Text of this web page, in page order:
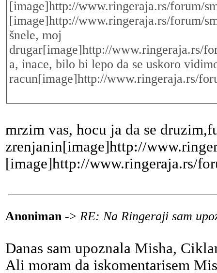
[image]http://www.ringeraja.rs/forum/
[image]http://www.ringeraja.rs/forum/
šnele, moj
drugar[image]http://www.ringeraja.rs/
a, inace, bilo bi lepo da se uskoro
racun[image]http://www.ringeraja.rs/
mrzim vas, hocu ja da se
zrenjanin[image]http://
[image]http://www.ringeraja.rs/
Anoniman -> RE: Na Ringeraji sam
Danas sam upoznala Misha,
Ali moram da iskomentarisem